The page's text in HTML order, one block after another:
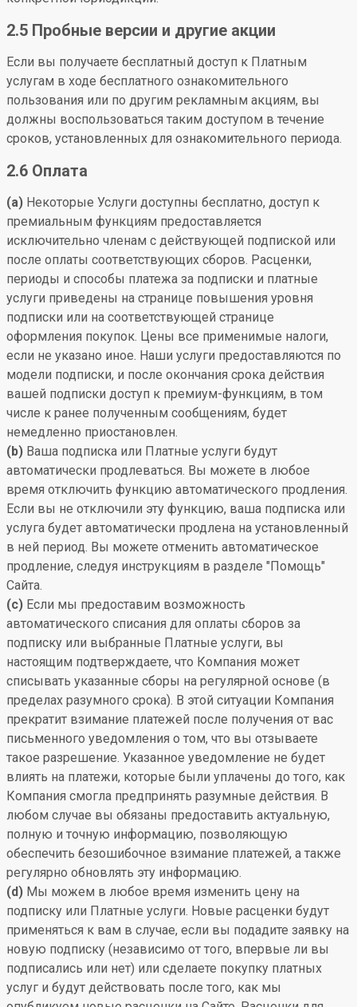
2.5 Пробные версии и другие акции
Если вы получаете бесплатный доступ к Платным
услугам в ходе бесплатного ознакомительного
пользования или по другим рекламным акциям, вы
должны воспользоваться таким доступом в течение
сроков, установленных для ознакомительного периода.
2.6 Оплата
(a) Некоторые Услуги доступны бесплатно, доступ к
премиальным функциям предоставляется
исключительно членам с действующей подпиской или
после оплаты соответствующих сборов. Расценки,
периоды и способы платежа за подписки и платные
услуги приведены на странице повышения уровня
подписки или на соответствующей странице
оформления покупок. Цены все применимые налоги,
если не указано иное. Наши услуги предоставляются по
модели подписки, и после окончания срока действия
вашей подписки доступ к премиум-функциям, в том
числе к ранее полученным сообщениям, будет
немедленно приостановлен.
(b) Ваша подписка или Платные услуги будут
автоматически продлеваться. Вы можете в любое
время отключить функцию автоматического продления.
Если вы не отключили эту функцию, ваша подписка или
услуга будет автоматически продлена на установленный
в ней период. Вы можете отменить автоматическое
продление, следуя инструкциям в разделе "Помощь"
Сайта.
(c) Если мы предоставим возможность
автоматического списания для оплаты сборов за
подписку или выбранные Платные услуги, вы
настоящим подтверждаете, что Компания может
списывать указанные сборы на регулярной основе (в
пределах разумного срока). В этой ситуации Компания
прекратит взимание платежей после получения от вас
письменного уведомления о том, что вы отзываете
такое разрешение. Указанное уведомление не будет
влиять на платежи, которые были уплачены до того, как
Компания смогла предпринять разумные действия. В
любом случае вы обязаны предоставить актуальную,
полную и точную информацию, позволяющую
обеспечить безошибочное взимание платежей, а также
регулярно обновлять эту информацию.
(d) Мы можем в любое время изменить цену на
подписку или Платные услуги. Новые расценки будут
применяться к вам в случае, если вы подадите заявку на
новую подписку (независимо от того, впервые ли вы
подписались или нет) или сделаете покупку платных
услуг и будут действовать после того, как мы